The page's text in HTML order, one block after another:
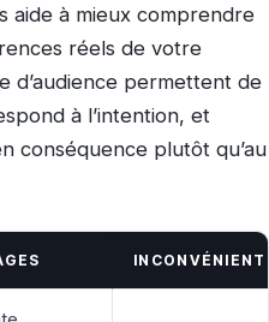
aide à mieux comprendre
réels de votre
d’audience permettent de
à l’intention, et
conséquence plutôt qu’au